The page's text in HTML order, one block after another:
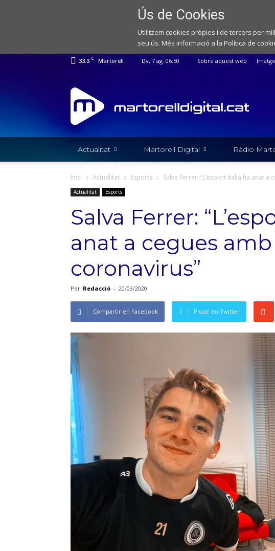
Ús de Cookies
Utilitzem cookies pròpies i de tercers per
seu ús. Més informació a la Política de
33.3 C Martorell Dv, 7 ag. 06:50 Sobre aquest web
Web
de
notícies
de
l'Ajuntament
Martorell
Actualitat Martorell Digital Ràdio
Inici Actualitat Esports Salva Ferrer: “L’esport italià ha anat a
Actualitat Esports
Salva Ferrer:
anat a cegues
coronavirus”
Per Redacció - 20/03/2020
Compartir en Facebook Piular en Twitter